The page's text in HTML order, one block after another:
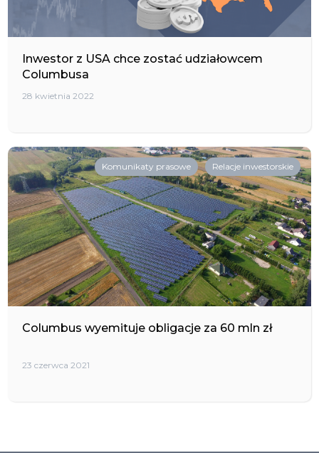
Inwestor z USA chce zostać udziałowcem
Columbusa
28 kwietnia 2022
Komunikaty prasowe Relacje inwestorskie
Columbus wyemituje obligacje za 60 mln zł
23 czerwca 2021